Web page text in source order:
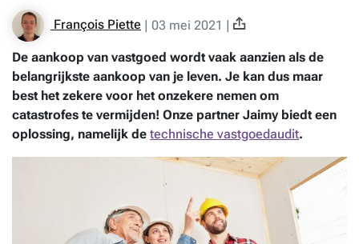
François Piette | 03 mei 2021 |
De aankoop van vastgoed wordt vaak aanzien als de
belangrijkste aankoop van je leven. Je kan dus maar
best het zekere voor het onzekere nemen om
catastrofes te vermijden! Onze partner Jaimy biedt een
oplossing, namelijk de technische vastgoedaudit.